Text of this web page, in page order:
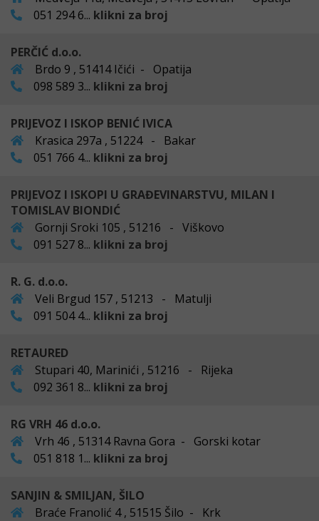
051 294 6... klikni za broj
PERČIĆ d.o.o.
Brdo 9 , 51414 Ičići - Opatija
098 589 3... klikni za broj
PRIJEVOZ I ISKOP BENIĆ IVICA
Krasica 297a , 51224 - Bakar
051 766 4... klikni za broj
PRIJEVOZ I ISKOPI U GRAĐEVINARSTVU, MILAN I
TOMISLAV BIONDIĆ
Gornji Sroki 105 , 51216 - Viškovo
091 527 8... klikni za broj
R. G. d.o.o.
Veli Brgud 157 , 51213 - Matulji
091 504 4... klikni za broj
RETAURED
Stupari 40, Marinići , 51216 - Rijeka
092 361 8... klikni za broj
RG VRH 46 d.o.o.
Vrh 46 , 51314 Ravna Gora - Gorski kotar
051 818 1... klikni za broj
SANJIN & SMILJAN, ŠILO
Braće Franolić 4 , 51515 Šilo - Krk